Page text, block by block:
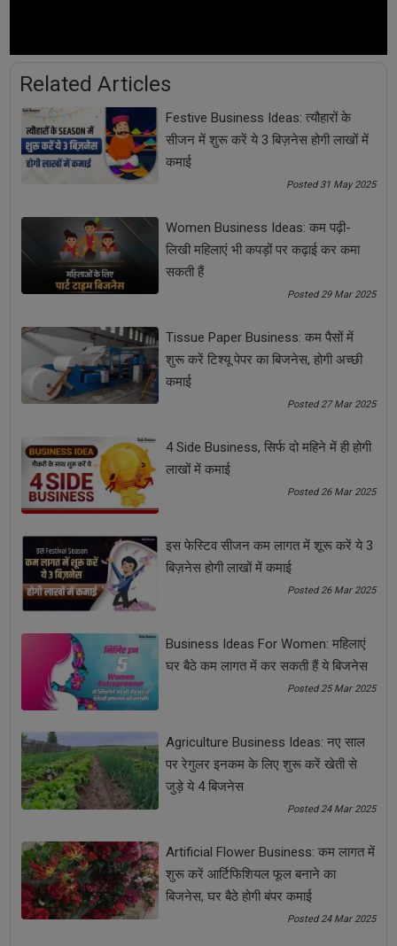
OTHER ARTICLES
MSME Entrepreneurs के लिए Crowdfunding से स्टार्टअप
कैसे Networking Skills हर Entrepreneur के लिए गेम-चेंजर बन
सकती हैं?
Related Articles
Festive Business Ideas: त्यौहारों के
सीजन में शुरू करें ये 3 बिज़नेस होगी लाखों में
कमाई
Posted 31 May 2025
Women Business Ideas: कम पढ़ी-
लिखी महिलाएं भी कपड़ों पर कढ़ाई कर कमा
सकती हैं
Posted 29 Mar 2025
Tissue Paper Business: कम पैसों में
शुरू करें टिश्यू पेपर का बिजनेस, होगी अच्छी
कमाई
Posted 27 Mar 2025
4 Side Business, सिर्फ दो महिने में ही होगी
लाखों में कमाई
Posted 26 Mar 2025
इस फेस्टिव सीजन कम लागत में शूरू करें ये 3
बिज़नेस होगी लाखों में कमाई
Posted 26 Mar 2025
Business Ideas For Women: महिलाएं
घर बैठे कम लागत में कर सकती हैं ये बिजनेस
Posted 25 Mar 2025
Agriculture Business Ideas: नए साल
पर रेगुलर इनकम के लिए शुरू करें खेती से
जुड़े ये 4 बिजनेस
Posted 24 Mar 2025
Artificial Flower Business: कम लागत में
शुरू करें आर्टिफिशियल फूल बनाने का
बिजनेस, घर बैठे होगी बंपर कमाई
Posted 24 Mar 2025